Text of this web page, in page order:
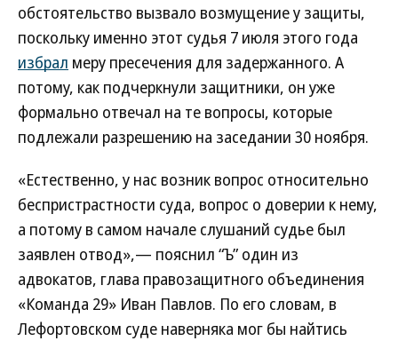
обстоятельство вызвало возмущение у защиты,
поскольку именно этот судья 7 июля этого года
избрал меру пресечения для задержанного. А
потому, как подчеркнули защитники, он уже
формально отвечал на те вопросы, которые
подлежали разрешению на заседании 30 ноября.
«Естественно, у нас возник вопрос относительно
беспристрастности суда, вопрос о доверии к нему,
а потому в самом начале слушаний судье был
заявлен отвод»,— пояснил “Ъ” один из
адвокатов, глава правозащитного объединения
«Команда 29» Иван Павлов. По его словам, в
Лефортовском суде наверняка мог бы найтись